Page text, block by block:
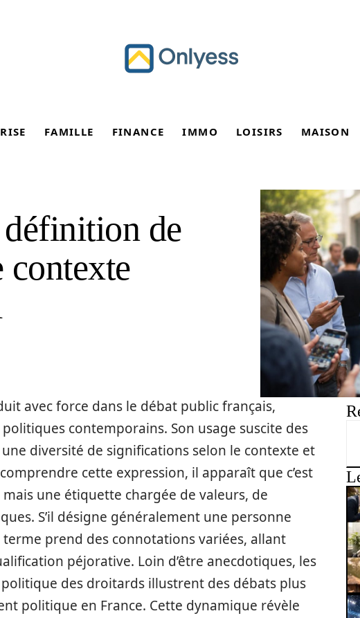
FAMILLE FINANCE IMMO LOISIRS MAISON
de
contexte
avec force dans le débat public français,
contemporains. Son usage suscite des
diversité de significations selon le contexte et
cette expression, il apparaît que c’est
une étiquette chargée de valeurs, de
S’il désigne généralement une personne
prend des connotations variées, allant
péjorative. Loin d’être anecdotiques, les
des droitards illustrent des débats plus
politique en France. Cette dynamique révèle